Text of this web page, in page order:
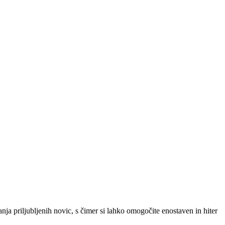
priljubljenih novic, s čimer si lahko omogočite enostaven in hiter